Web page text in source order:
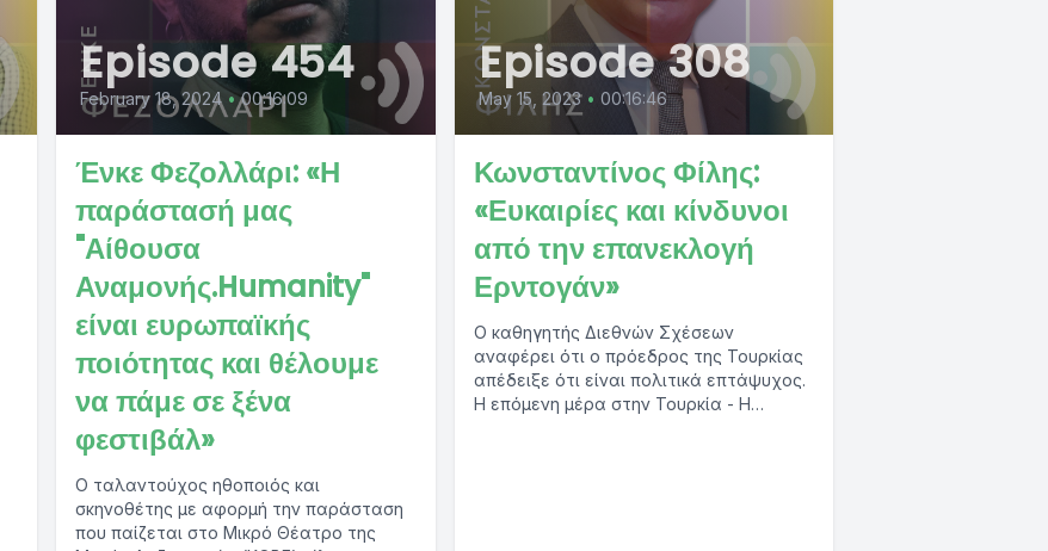
Episode 454
February 18, 2024 • 00:16:09
Ένκε Φεζολλάρι: «Η
παράστασή μας
"Αίθουσα
Αναμονής.Humanity"
είναι ευρωπαϊκής
ποιότητας και θέλουμε
να πάμε σε ξένα
φεστιβάλ»
Ο ταλαντούχος ηθοποιός και
σκηνοθέτης με αφορμή την παράσταση
που παίζεται στο Μικρό Θέατρο της
Episode 308
May 15, 2023 • 00:16:46
Κωνσταντίνος Φίλης:
«Ευκαιρίες και κίνδυνοι
από την επανεκλογή
Ερντογάν»
Ο καθηγητής Διεθνών Σχέσεων
αναφέρει ότι ο πρόεδρος της Τουρκίας
απέδειξε ότι είναι πολιτικά επτάψυχος.
Η επόμενη μέρα στην Τουρκία - Η